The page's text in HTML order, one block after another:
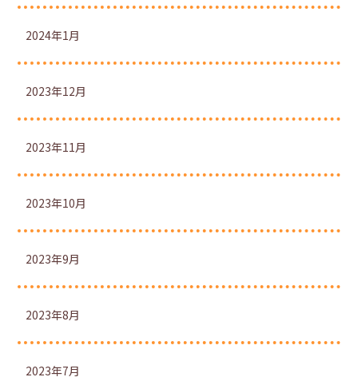
2024年1月
2023年12月
2023年11月
2023年10月
2023年9月
2023年8月
2023年7月